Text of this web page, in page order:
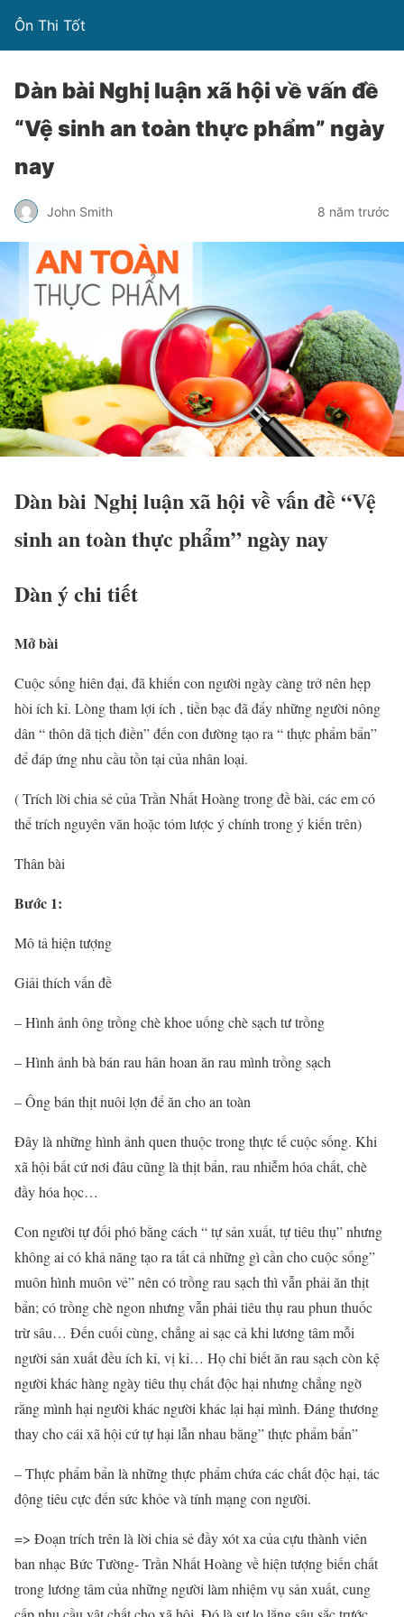
Ôn Thi Tốt
Dàn bài Nghị luận xã hội về vấn đề
“Vệ sinh an toàn thực phẩm” ngày
nay
John Smith 8 năm trước
Dàn bài Nghị luận xã hội về vấn đề “Vệ
sinh an toàn thực phẩm” ngày nay
Dàn ý chi tiết
Mở bài
Cuộc sống hiên đại, đã khiến con người ngày càng trở nên hẹp
hòi ích kỉ. Lòng tham lợi ích , tiền bạc đã đẩy những người nông
dân “ thôn dã tịch điền” đến con đường tạo ra “ thực phẩm bẩn”
để đáp ứng nhu cầu tồn tại của nhân loại.
( Trích lời chia sẻ của Trần Nhất Hoàng trong đề bài, các em có
thể trích nguyên văn hoặc tóm lược ý chính trong ý kiến trên)
Thân bài
Bước 1:
Mô tả hiện tượng
Giải thích vấn đề
– Hình ảnh ông trồng chè khoe uống chè sạch tư trồng
– Hình ảnh bà bán rau hân hoan ăn rau mình trồng sạch
– Ông bán thịt nuôi lợn để ăn cho an toàn
Đây là những hình ảnh quen thuộc trong thực tế cuộc sống. Khi
xã hội bất cứ nơi đâu cũng là thịt bẩn, rau nhiễm hóa chất, chè
đầy hóa học…
Con người tự đối phó bằng cách “ tự sản xuất, tự tiêu thụ” nhưng
không ai có khả năng tạo ra tất cả những gì cần cho cuộc sống”
muôn hình muôn vẻ” nên có trồng rau sạch thì vẫn phải ăn thịt
bẩn; có trồng chè ngon nhưng vẫn phải tiêu thụ rau phun thuốc
trừ sâu… Đến cuối cùng, chẳng ai sạc cả khi lương tâm mỗi
người sản xuất đều ích kỉ, vị kỉ… Họ chỉ biết ăn rau sạch còn kệ
người khác hàng ngày tiêu thụ chất độc hại nhưng chẳng ngờ
rằng mình hại người khác người khác lại hại mình. Đáng thương
thay cho cái xã hội cứ tự hại lẫn nhau bằng” thực phẩm bẩn”
– Thực phẩm bẩn là những thực phẩm chứa các chất độc hại, tác
động tiêu cực đến sức khỏe và tính mạng con người.
=> Đoạn trích trên là lời chia sẻ đầy xót xa của cựu thành viên
ban nhạc Bức Tường- Trần Nhất Hoàng về hiện tượng biến chất
trong lương tâm của những người làm nhiệm vụ sản xuất, cung